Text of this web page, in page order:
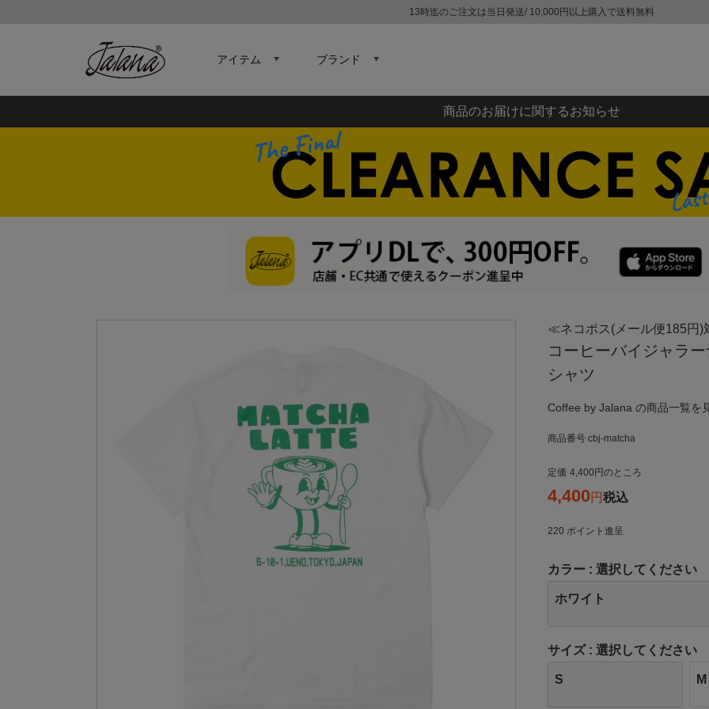
13時迄のご注文は当日発送/ 10,000円以上購入で送料無料
アイテム ブランド
商品のお届けに関するお知らせ
≪ネコポス(メール便185円
コーヒーバイジャラ
シャツ
Coffee by Jalana の商品一覧を
商品番号 cbj-matcha
定価 4,400 のところ
4,400 税込
220 ポイント進呈
カラー 選択してください
ホワイト
サイズ 選択してください
S M